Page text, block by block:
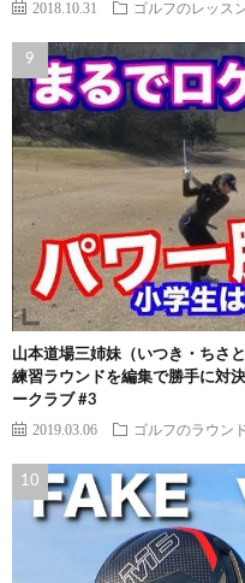
2018.10.31 ゴルフのレッス
山本道場三姉妹（いつき・ちさ
練習ラウンドを編集で勝手に対
ークラブ #3
2019.03.06 ゴルフのラウン